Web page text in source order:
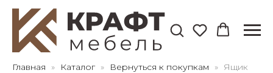
Главная Каталог Вернуться к покупкам
Ящик